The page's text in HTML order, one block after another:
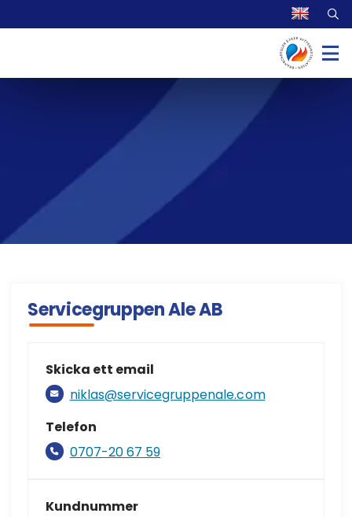
Servicegruppen Ale AB
Skicka ett email
niklas@servicegruppenale.com
Telefon
0707-20 67 59
Kundnummer